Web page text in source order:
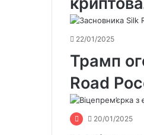
22/01/2025
Трамп
Road
20/01/2025